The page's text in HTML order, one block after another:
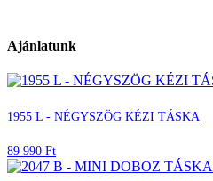
Ajánlatunk
1955 L - NÉGYSZÖG KÉZI TÁSKA
89 990 Ft